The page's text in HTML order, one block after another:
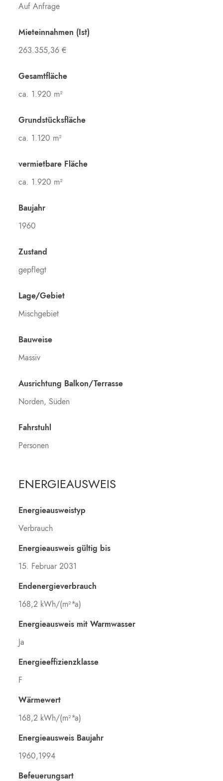
Auf Anfrage
Mieteinnahmen (Ist)
263.355,36 €
Gesamtfläche
ca. 1.920 m²
Grundstücksfläche
ca. 1.120 m²
vermietbare Fläche
ca. 1.920 m²
Baujahr
1960
Zustand
gepflegt
Lage/Gebiet
Mischgebiet
Bauweise
Massiv
Ausrichtung Balkon/Terrasse
Norden, Süden
Fahrstuhl
Personen
ENERGIEAUSWEIS
Energieausweistyp
Verbrauch
Energieausweis gültig bis
15. Februar 2031
Endenergieverbrauch
168,2 kWh/(m²*a)
Energieausweis mit Warmwasser
Ja
Energieeffizienzklasse
F
Wärmewert
168,2 kWh/(m²*a)
Energieausweis Baujahr
1960,1994
Befeuerungsart